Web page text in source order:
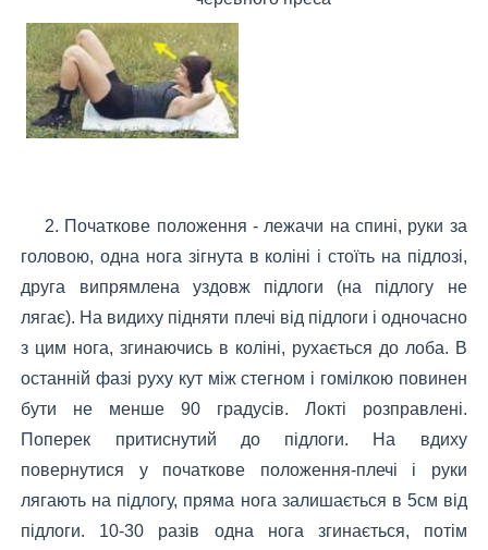
2. Початкове положення - лежачи на спині, руки за
головою, одна нога зігнута в коліні і стоїть на підлозі,
друга випрямлена уздовж підлоги (на підлогу не
лягає). На видиху підняти плечі від підлоги і одночасно
з цим нога, згинаючись в коліні, рухається до лоба. В
останній фазі руху кут між стегном і гомілкою повинен
бути не менше 90 градусів. Локті розправлені.
Поперек притиснутий до підлоги. На вдиху
повернутися у початкове положення-плечі і руки
лягають на підлогу, пряма нога залишається в 5см від
підлоги. 10-30 разів одна нога згинається, потім